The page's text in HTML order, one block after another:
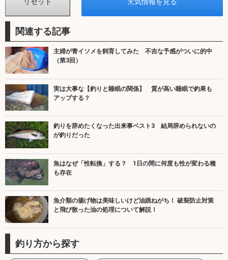
関連する記事
主婦が青イソメを飼育してみた 不吉な予感がついに的中
（第3回）
実は大事な【釣りと睡眠の関係】 質が高い睡眠で釣果も
アップする？
釣りを辞めたくなった出来事ベスト3 結局辞められないの
が釣りだった
魚はなぜ「性転換」する？ 1日の間に何度も性が変わる種
も存在
魚介類の揚げ物は美味しいけど油跳ねがち！ 破裂防止対策
と飛び散った油の処理について解説！
釣り方から探す